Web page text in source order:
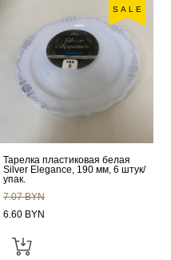
SALE
Тарелка пластиковая белая
Silver Elegance, 190 мм, 6 штук/
упак.
7.07 BYN
6.60 BYN